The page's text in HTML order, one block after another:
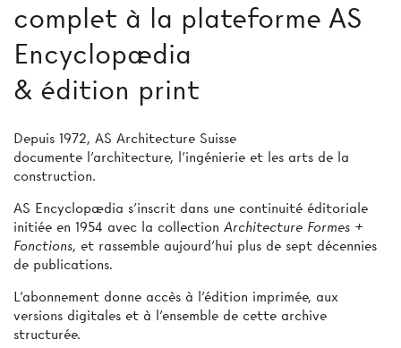
complet à la plateforme AS
Encyclopædia
& édition print
Depuis 1972, AS Architecture Suisse
documente l’architecture, l’ingénierie et les arts de la
construction.
AS Encyclopædia s’inscrit dans une continuité éditoriale
initiée en 1954 avec la collection Architecture Formes +
Fonctions, et rassemble aujourd’hui plus de sept décennies
de publications.
L’abonnement donne accès à l'édition imprimée, aux
versions digitales et à l’ensemble de cette archive
structurée.